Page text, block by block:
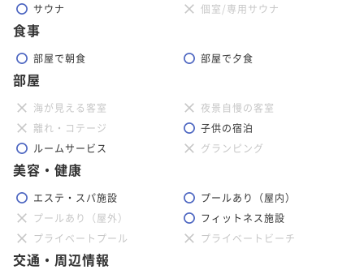
サウナ
個室/専用サウナ
食事
部屋で朝食 部屋で夕食
部屋
海が見える客室
夜景自慢の客室
離れ・コテージ
子供の宿泊
ルームサービス
グランピング
美容・健康
エステ・スパ施設
プールあり（屋内）
プールあり（屋外）
フィットネス施設
プライベートプール
プライベートビーチ
交通・周辺情報